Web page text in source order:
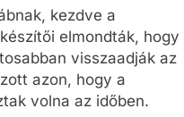
kezdve a
elmondták, hogy
visszaadják az
azon, hogy a
volna az időben.